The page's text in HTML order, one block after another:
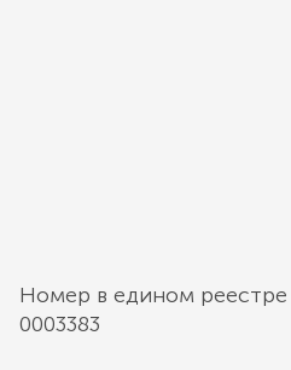
Номер в едином реестре
0003383